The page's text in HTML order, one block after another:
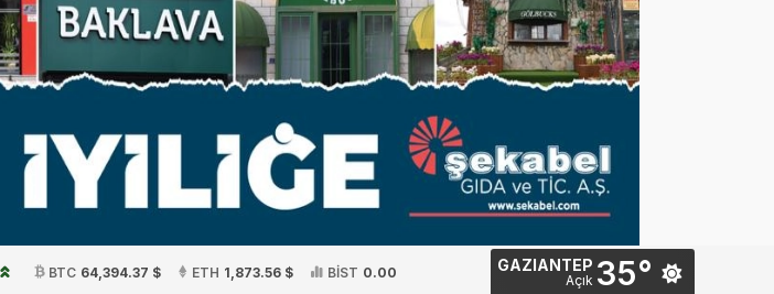
BTC 64,394.37 $ ETH 1,873.56 $ BİST 0.00 GAZIANTEP
Açık 35°